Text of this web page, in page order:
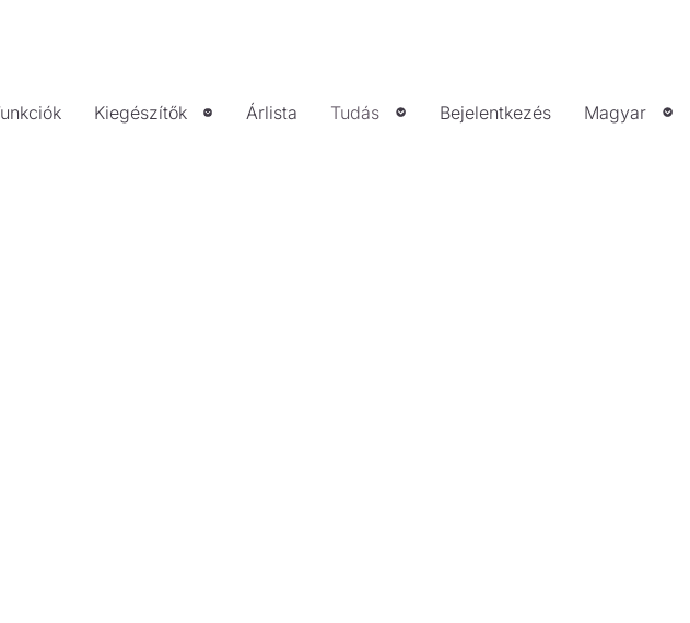
Kiegészítők Árlista Tudás Bejelentkezés Magyar